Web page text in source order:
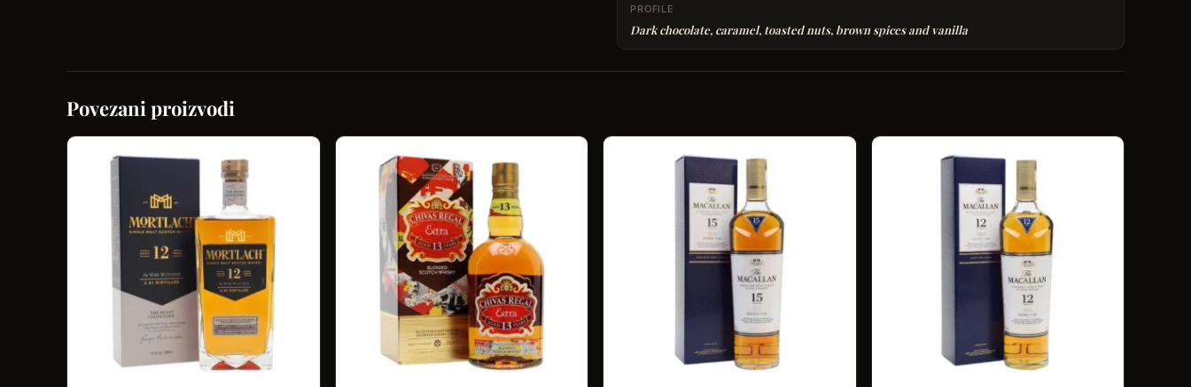
PROFILE
Dark chocolate, caramel, toasted nuts, brown spices and vanilla
Povezani proizvodi